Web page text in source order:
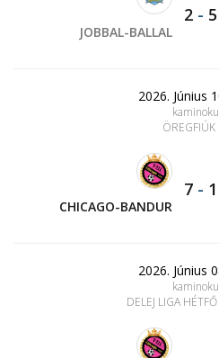
JOBBAL-BALLAL
2 - 5
2026. Június
ÖREGFIÚK
CHICAGO-BANDUR
7 - 1
2026. Június
DELEJ LIGA